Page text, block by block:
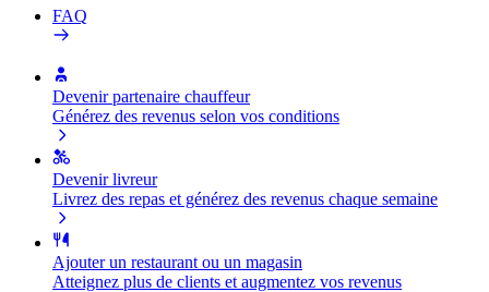
FAQ
Devenir partenaire chauffeur
Générez des revenus selon vos conditions
Devenir livreur
Livrez des repas et générez des revenus chaque semaine
Ajouter un restaurant ou un magasin
Atteignez plus de clients et augmentez vos revenus